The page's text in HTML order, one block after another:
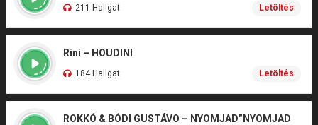
211 Hallgat Letöltés
Rini – HOUDINI
184 Hallgat Letöltés
ROKKÓ & BÓDI GUSTÁVO – NYOMJAD”NYOMJAD